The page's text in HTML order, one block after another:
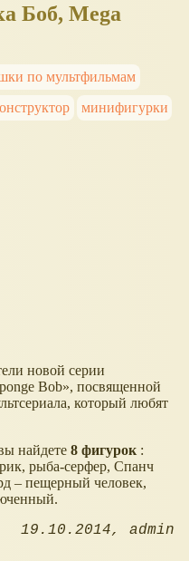
Боб, Mega
по мультфильмам
минифигурки
новой серии
Bob , посвященной
который любят
найдете 8 фигурок :
рыба-серфер, Спанч
– пещерный человек,
19.10.2014 admin